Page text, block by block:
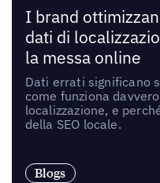
I brand
dati di
la messa online
Dati errati significano
come funziona
localizzazione, e
della SEO locale.
Blogs